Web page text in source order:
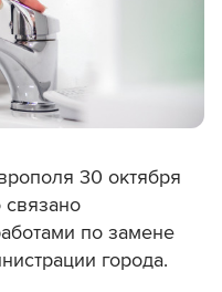
30 октября
связано
по замене
города.